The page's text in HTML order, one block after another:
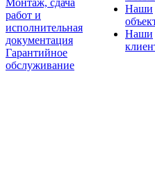
Монтаж, сдача
работ и
исполнительная
документация
Гарантийное
обслуживание
Наши
Наши